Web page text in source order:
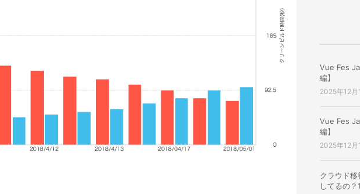
Vue Fes
編】
2025年12月
Vue Fes
編】
2025年12月
クラウド
してるの？